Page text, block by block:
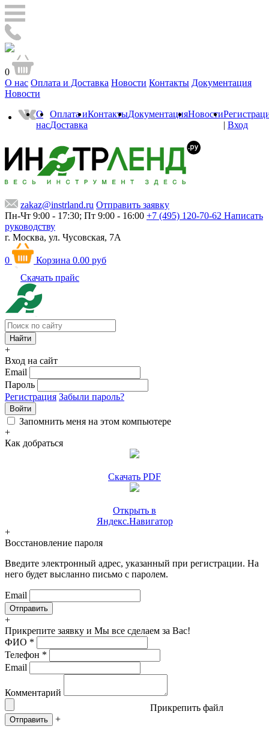
0
О нас Оплата и Доставка Новости Контакты Документация
Новости
О
нас
Оплата и
Доставка
КонтактыДокументацияНовости
| Вход
zakaz@instrland.ru Отправить заявку
Пн-Чт 9:00 - 17:30; Пт 9:00 - 16:00 +7 (495) 120-70-62 Написать
руководству
г. Москва, ул. Чусовская, 7А
0 Корзина 0.00 руб
Скачать прайс
+
Вход на сайт
Email
Пароль
Регистрация Забыли пароль?
Войти
Запомнить меня на этом компьютере
+
Как добраться
Скачать PDF
Открыть в
Яндекс.Навигатор
+
Восстановление пароля
Введите электронный адрес, указанный при регистрации. На
него будет высланно письмо с паролем.
Email
+
Прикрепите заявку и Мы все сделаем за Вас!
ФИО *
Телефон *
Email
Комментарий
Прикрепить файл
Отправить +